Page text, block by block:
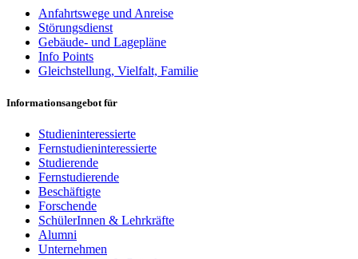
Anfahrtswege und Anreise
Störungsdienst
Gebäude- und Lagepläne
Info Points
Gleichstellung, Vielfalt, Familie
Informationsangebot für
Studieninteressierte
Fernstudieninteressierte
Studierende
Fernstudierende
Beschäftigte
Forschende
SchülerInnen & Lehrkräfte
Alumni
Unternehmen